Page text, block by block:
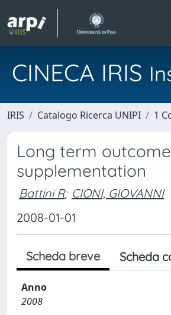
CINECA IRIS
IRIS Catalogo Ricerca UNIPI 1
Long term
supplementation
Battini R; CIONI, GIOVANNI
2008-01-01
Scheda breve Scheda
Anno
2008